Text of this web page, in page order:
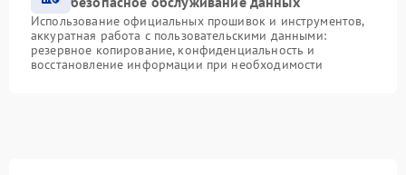
Использование официальных прошивок и инструментов,
аккуратная работа с пользовательскими данными:
резервное копирование, конфиденциальность и
восстановление информации при необходимости